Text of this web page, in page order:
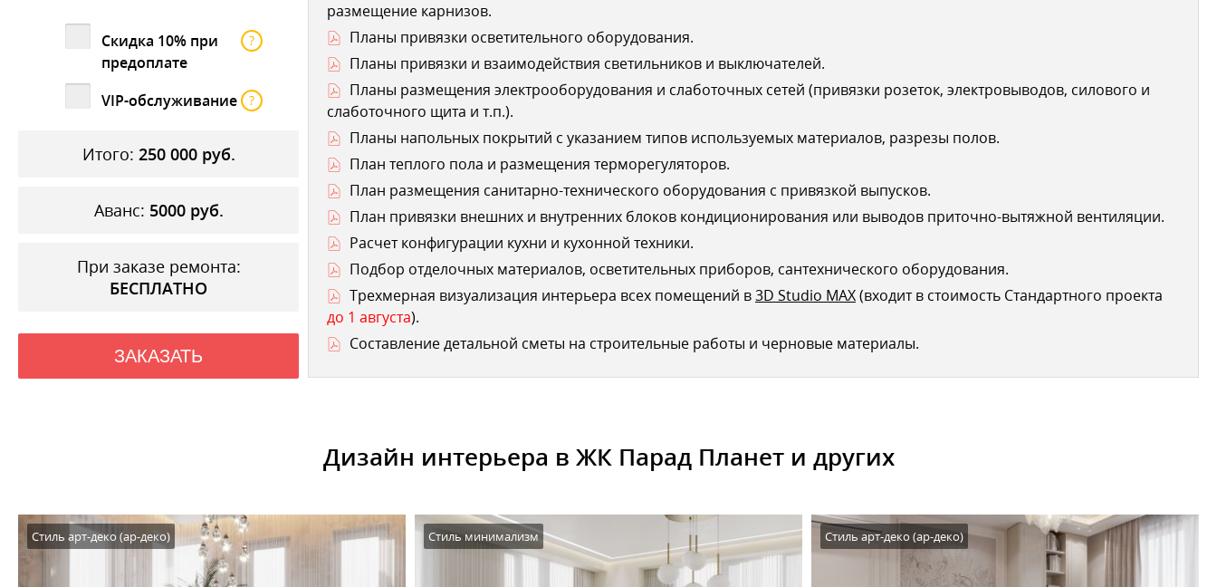
Скидка 10% при
предоплате
?
VIP-обслуживание ?
Итого: 250 000 руб.
Аванс: 5000 руб.
При заказе ремонта:
БЕСПЛАТНО
ЗАКАЗАТЬ
размещение карнизов.
Планы привязки осветительного оборудования.
Планы привязки и взаимодействия светильников и выключателей.
Планы размещения электрооборудования и слаботочных сетей (привязки розеток, электровыводов, силового и
слаботочного щита и т.п.).
Планы напольных покрытий с указанием типов используемых материалов, разрезы полов.
План теплого пола и размещения терморегуляторов.
План размещения санитарно-технического оборудования с привязкой выпусков.
План привязки внешних и внутренних блоков кондиционирования или выводов приточно-вытяжной вентиляции.
Расчет конфигурации кухни и кухонной техники.
Подбор отделочных материалов, осветительных приборов, сантехнического оборудования.
Трехмерная визуализация интерьера всех помещений в3D Studio MAX(входит в стоимость Стандартного проекта
до 1 августа).
Составление детальной сметы на строительные работы и черновые материалы.
Дизайн интерьера в ЖК Парад Планет и других
Стиль арт-деко (ар-деко) Стиль минимализм Стиль арт-деко (ар-деко)